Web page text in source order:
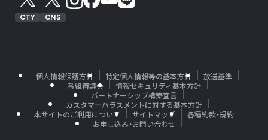
CTY CNS
個人情報保護方針 特定個人情報等の基本方針
放送基準
番組審議会
情報セキュリティ基本方針
パートナーシップ構築宣言
カスタマーハラスメントに対する基本方針
本サイトのご利用について
サイトマップ
各種約款・規約
お申し込み・お問い合わせ